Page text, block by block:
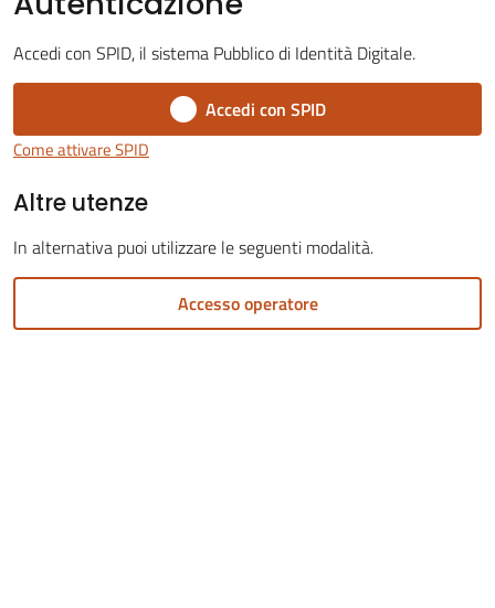
Vivere
Dozza
on-
line
Accedi con SPID, il sistema Pubblico di Identità Digitale.
Accedi con SPID
Come attivare SPID
Altre utenze
In alternativa puoi utilizzare le seguenti modalità.
Accesso operatore